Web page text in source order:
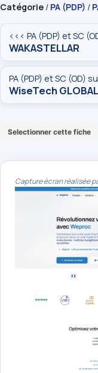
Catégorie / PA (PDP) /
<<< PA (PDP) et SC
WAKASTELLAR
PA (PDP) et SC (OD)
WiseTech GLOBAL
Selectionner cette fiche
Capture écran réalisée